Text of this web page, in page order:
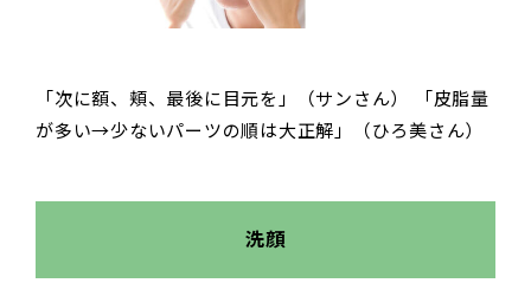
「次に額、頬、最後に目元を」（サンさん） 「皮脂量
が多い→少ないパーツの順は大正解」（ひろ美さん）
洗顔